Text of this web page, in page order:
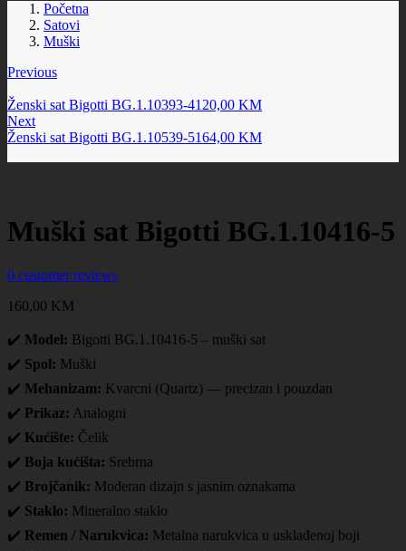
Početna
Satovi
Muški
Previous
Ženski sat Bigotti BG.1.10393-4120,00 KM
Next
Ženski sat Bigotti BG.1.10539-5164,00 KM
Muški sat Bigotti BG.1.10416-5
0 customer reviews
160,00 KM
✔️ Model: Bigotti BG.1.10416-5 – muški sat
✔️ Spol: Muški
✔️ Mehanizam: Kvarcni (Quartz) — precizan i pouzdan
✔️ Prikaz: Analogni
✔️ Kućište: Čelik
✔️ Boja kućišta: Srebrna
✔️ Brojčanik: Moderan dizajn s jasnim oznakama
✔️ Staklo: Mineralno staklo
✔️ Remen / Narukvica: Metalna narukvica u usklađenoj boji